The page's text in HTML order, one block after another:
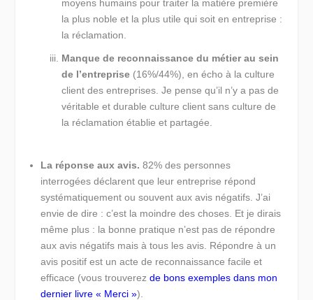
moyens humains pour traiter la matière première
la plus noble et la plus utile qui soit en entreprise :
la réclamation.
Manque de reconnaissance du métier au sein
de l’entreprise (16%/44%), en écho à la culture
client des entreprises. Je pense qu’il n’y a pas de
véritable et durable culture client sans culture de
la réclamation établie et partagée.
La réponse aux avis. 82% des personnes
interrogées déclarent que leur entreprise répond
systématiquement ou souvent aux avis négatifs. J’ai
envie de dire : c’est la moindre des choses. Et je dirais
même plus : la bonne pratique n’est pas de répondre
aux avis négatifs mais à tous les avis. Répondre à un
avis positif est un acte de reconnaissance facile et
efficace (vous trouverezde bons exemples dans mon
dernier livre « Merci »).